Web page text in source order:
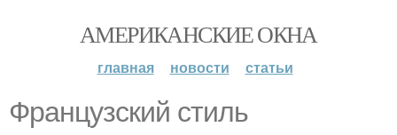
АМЕРИКАНСКИЕ ОКНА
главная новости статьи
Французский стиль